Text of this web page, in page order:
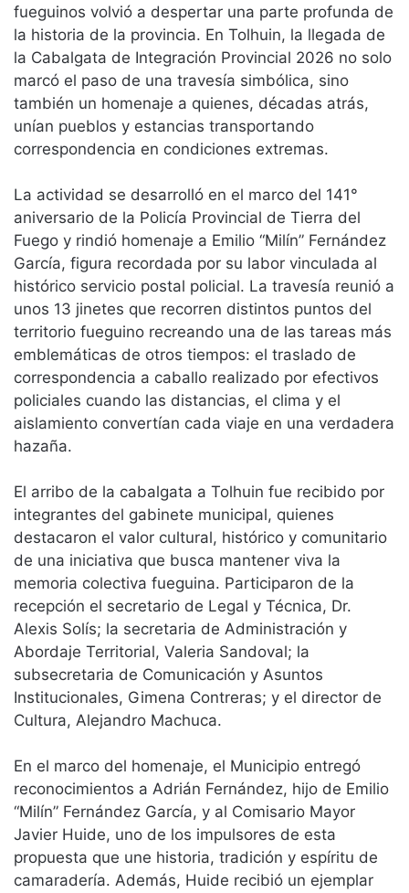
fueguinos volvió a despertar una parte profunda de
la historia de la provincia. En Tolhuin, la llegada de
la Cabalgata de Integración Provincial 2026 no solo
marcó el paso de una travesía simbólica, sino
también un homenaje a quienes, décadas atrás,
unían pueblos y estancias transportando
correspondencia en condiciones extremas.
La actividad se desarrolló en el marco del 141°
aniversario de la Policía Provincial de Tierra del
Fuego y rindió homenaje a Emilio “Milín” Fernández
García, figura recordada por su labor vinculada al
histórico servicio postal policial. La travesía reunió a
unos 13 jinetes que recorren distintos puntos del
territorio fueguino recreando una de las tareas más
emblemáticas de otros tiempos: el traslado de
correspondencia a caballo realizado por efectivos
policiales cuando las distancias, el clima y el
aislamiento convertían cada viaje en una verdadera
hazaña.
El arribo de la cabalgata a Tolhuin fue recibido por
integrantes del gabinete municipal, quienes
destacaron el valor cultural, histórico y comunitario
de una iniciativa que busca mantener viva la
memoria colectiva fueguina. Participaron de la
recepción el secretario de Legal y Técnica, Dr.
Alexis Solís; la secretaria de Administración y
Abordaje Territorial, Valeria Sandoval; la
subsecretaria de Comunicación y Asuntos
Institucionales, Gimena Contreras; y el director de
Cultura, Alejandro Machuca.
En el marco del homenaje, el Municipio entregó
reconocimientos a Adrián Fernández, hijo de Emilio
“Milín” Fernández García, y al Comisario Mayor
Javier Huide, uno de los impulsores de esta
propuesta que une historia, tradición y espíritu de
camaradería. Además, Huide recibió un ejemplar